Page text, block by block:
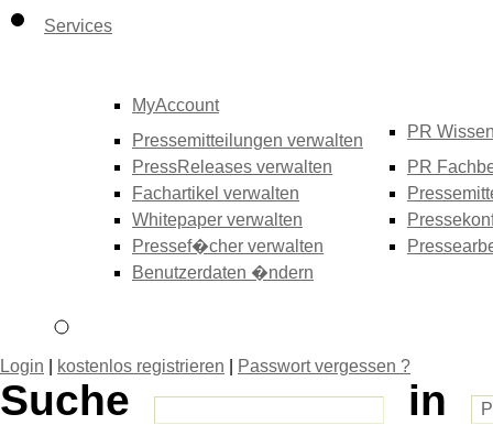
Services
MyAccount
Pressemitteilungen verwalten
PressReleases verwalten
Fachartikel verwalten
Whitepaper verwalten
Pressef�cher verwalten
Benutzerdaten �ndern
PR
PR
Login kostenlos registrieren Passwort vergessen ?
Suche
in